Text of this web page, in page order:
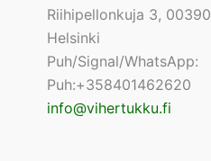
Riihipellonkuja 3, 00390
Helsinki
Puh/Signal/WhatsApp:
Puh:+358401462620
info@vihertukku.fi